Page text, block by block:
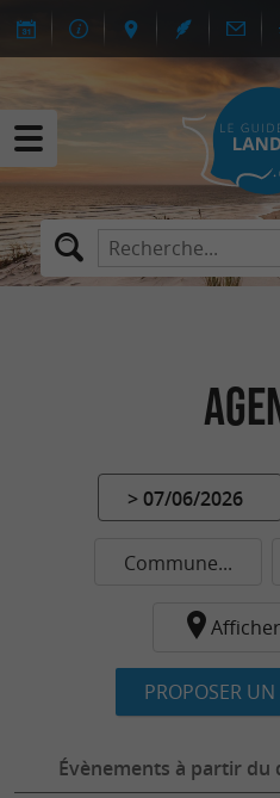
> 07/06/2026
Commune...
PROPOSER
Évènements à partir du